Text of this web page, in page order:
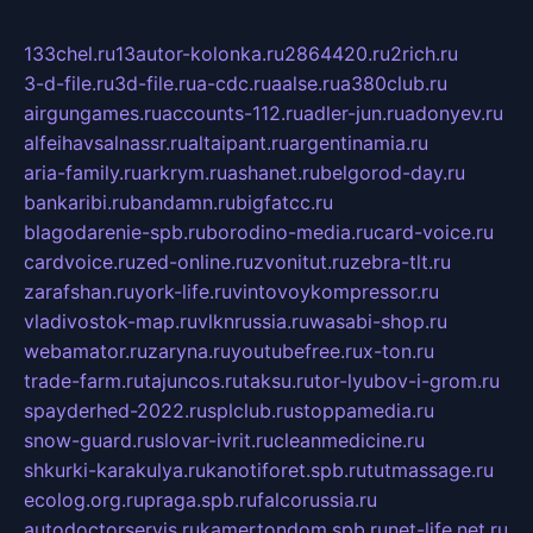
133chel.ru13autor-kolonka.ru2864420.ru2rich.ru
3-d-file.ru3d-file.rua-cdc.ruaalse.rua380club.ru
airgungames.ruaccounts-112.ruadler-jun.ruadonyev.ru
alfeihavsalnassr.rualtaipant.ruargentinamia.ru
aria-family.ruarkrym.ruashanet.rubelgorod-day.ru
bankaribi.rubandamn.rubigfatcc.ru
blagodarenie-spb.ruborodino-media.rucard-voice.ru
cardvoice.ruzed-online.ruzvonitut.ruzebra-tlt.ru
zarafshan.ruyork-life.ruvintovoykompressor.ru
vladivostok-map.ruvlknrussia.ruwasabi-shop.ru
webamator.ruzaryna.ruyoutubefree.rux-ton.ru
trade-farm.rutajuncos.rutaksu.rutor-lyubov-i-grom.ru
spayderhed-2022.rusplclub.rustoppamedia.ru
snow-guard.ruslovar-ivrit.rucleanmedicine.ru
shkurki-karakulya.rukanotiforet.spb.rututmassage.ru
ecolog.org.rupraga.spb.rufalcorussia.ru